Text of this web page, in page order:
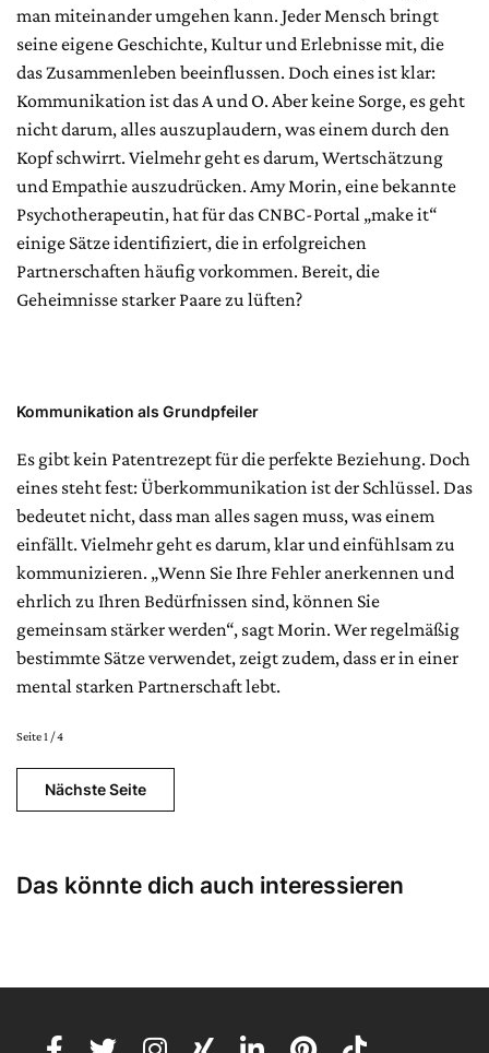
man miteinander umgehen kann. Jeder Mensch bringt
seine eigene Geschichte, Kultur und Erlebnisse mit, die
das Zusammenleben beeinflussen. Doch eines ist klar:
Kommunikation ist das A und O. Aber keine Sorge, es geht
nicht darum, alles auszuplaudern, was einem durch den
Kopf schwirrt. Vielmehr geht es darum, Wertschätzung
und Empathie auszudrücken. Amy Morin, eine bekannte
Psychotherapeutin, hat für das CNBC-Portal „make it“
einige Sätze identifiziert, die in erfolgreichen
Partnerschaften häufig vorkommen. Bereit, die
Geheimnisse starker Paare zu lüften?
Kommunikation als Grundpfeiler
Es gibt kein Patentrezept für die perfekte Beziehung. Doch
eines steht fest: Überkommunikation ist der Schlüssel. Das
bedeutet nicht, dass man alles sagen muss, was einem
einfällt. Vielmehr geht es darum, klar und einfühlsam zu
kommunizieren. „Wenn Sie Ihre Fehler anerkennen und
ehrlich zu Ihren Bedürfnissen sind, können Sie
gemeinsam stärker werden“, sagt Morin. Wer regelmäßig
bestimmte Sätze verwendet, zeigt zudem, dass er in einer
mental starken Partnerschaft lebt.
Seite 1 / 4
Nächste Seite
Das könnte dich auch interessieren